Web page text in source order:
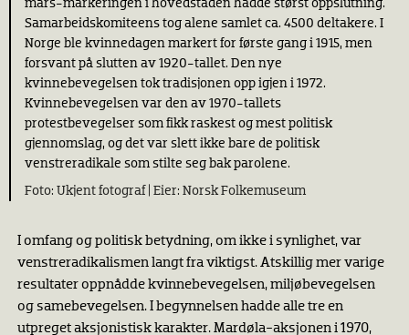
mars-markeringen i hovedstaden hadde størst oppslutning.
Samarbeidskomiteens tog alene samlet ca. 4500 deltakere. I
Norge ble kvinnedagen markert for første gang i 1915, men
forsvant på slutten av 1920-tallet. Den nye
kvinnebevegelsen tok tradisjonen opp igjen i 1972.
Kvinnebevegelsen var den av 1970-tallets
protestbevegelser som fikk raskest og mest politisk
gjennomslag, og det var slett ikke bare de politisk
venstreradikale som stilte seg bak parolene.
Ukjent fotograf |
Norsk Folkemuseum
I omfang og politisk betydning, om ikke i synlighet, var
venstreradikalismen langt fra viktigst. Atskillig mer varige
resultater oppnådde kvinnebevegelsen, miljøbevegelsen
og samebevegelsen. I begynnelsen hadde alle tre en
utpreget aksjonistisk karakter. Mardøla-aksjonen i 1970,